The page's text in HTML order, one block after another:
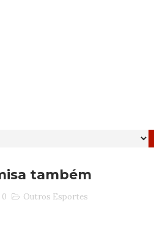
também
0 Outros Esportes